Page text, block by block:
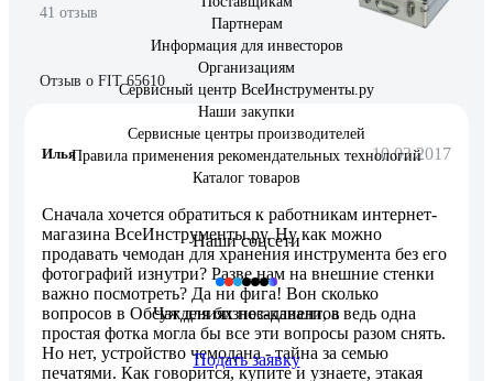
41 отзыв
Отзыв о FIT 65610
Илья 10.03.2017
Сначала хочется обратиться к работникам интернет-
магазина ВсеИнструменты.ру. Ну как можно
продавать чемодан для хранения инструмента без его
фотографий изнутри? Разве нам на внешние стенки
важно посмотреть? Да ни фига! Вон сколько
вопросов в Обсуждениях позадавали, а ведь одна
простая фотка могла бы все эти вопросы разом снять.
Но нет, устройство чемодана - тайна за семью
печатями. Как говорится, купите и узнаете, этакая
Партнерам
Информация для инвесторов
Организациям
Сервисный центр ВсеИнструменты.ру
Наши закупки
Сервисные центры производителей
Правила применения рекомендательных технологий
Каталог товаров
Наши соцсети
Чат для бизнес-клиентов
Подать заявку